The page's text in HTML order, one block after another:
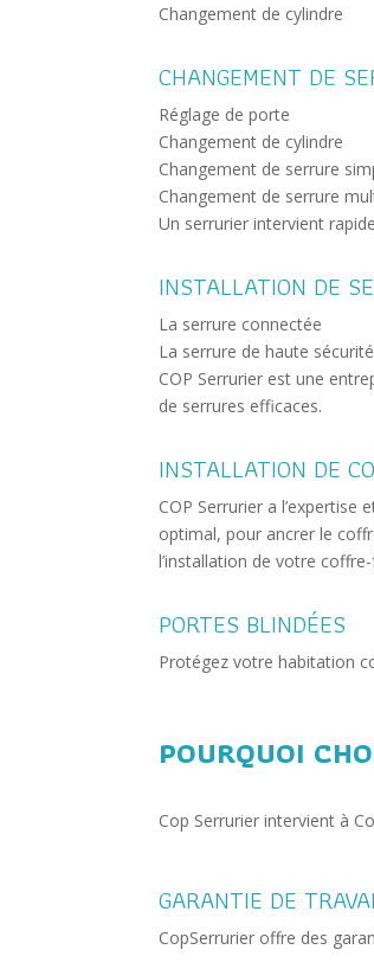
Changement de cylindre
CHANGEMENT DE
Réglage de porte
Changement de cylindre
Changement de serrure
Changement de serrure
Un serrurier intervient
INSTALLATION DE
La serrure connectée
La serrure de haute sécurité
COP Serrurier est une
de serrures efficaces.
INSTALLATION DE
COP Serrurier a
optimal, pour ancrer le
l’installation de votre
PORTES BLINDÉES
Protégez votre habitation
POURQUOI
Cop Serrurier intervient à
GARANTIE DE
CopSerrurier offre des